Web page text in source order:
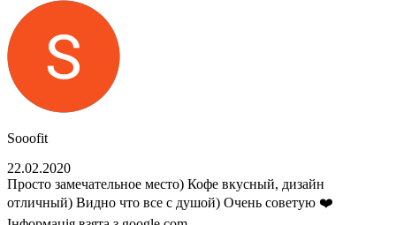
Sooofit
22.02.2020
Просто замечательное место) Кофе вкусный, дизайн
отличный) Видно что все с душой) Очень советую ❤️